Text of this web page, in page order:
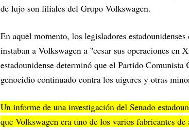
de lujo son filiales del Grupo Volkswagen.
En aquel momento, los legisladores
instaban a Volkswagen a "cesar sus operaciones en
estadounidense determinó que el Partido
genocidio continuado contra los uigures y otras
Un informe de una investigación del Senado
que Volkswagen era uno de los varios fabricantes